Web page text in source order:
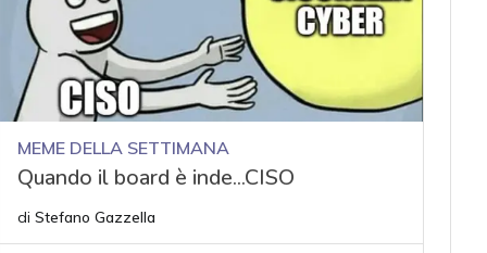
MEME DELLA SETTIMANA
Quando il board è inde...CISO
diStefano Gazzella